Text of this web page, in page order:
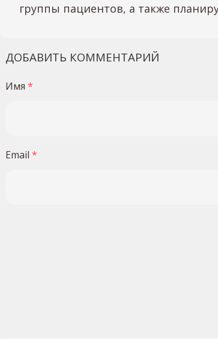
группы пациентов, а также
ДОБАВИТЬ КОММЕНТАРИЙ
Имя *
Email *